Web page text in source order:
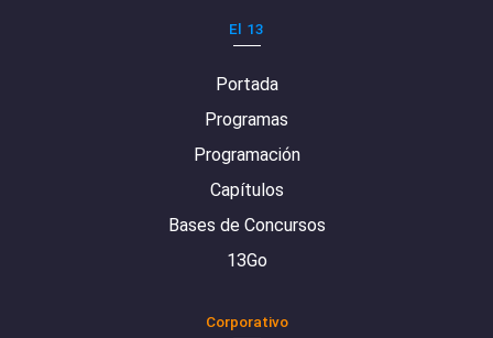
El 13
Portada
Programas
Programación
Capítulos
Bases de Concursos
13Go
Corporativo